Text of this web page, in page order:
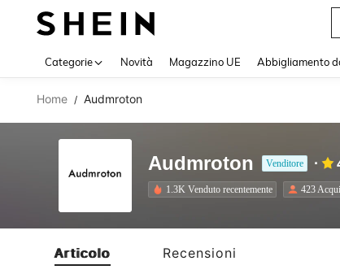
Categorie Novità Magazzino UE Abbigliamento
Home / Audmroton
Audmroton Venditore
1.3K Venduto recentemente 423
Articolo Recensioni